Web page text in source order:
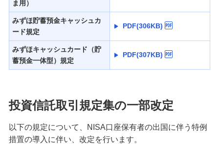
ま用）
みずほ貯蓄預金キャッシュカ
ード規定
PDF(306KB)
みずほキャッシュカード（貯
蓄預金一体型）規定
PDF(307KB)
投資信託取引規定集の一部改定
以下の規定について、NISA口座保有者の出国に伴う特例
措置の導入に伴い、改定を行います。